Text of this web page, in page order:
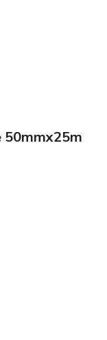
50mmx25m